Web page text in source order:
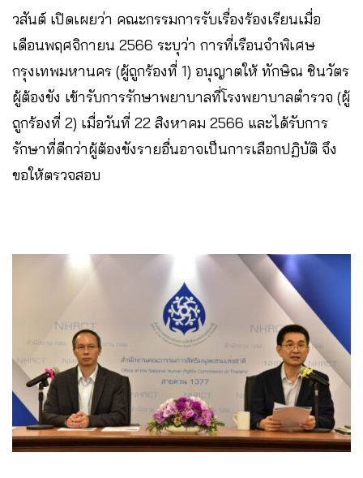
วสันต์ เปิดเผยว่า คณะกรรมการรับเรื่องร้องเรียนเมื่อ
เดือนพฤศจิกายน 2566 ระบุว่า การที่เรือนจำพิเศษ
กรุงเทพมหานคร (ผู้ถูกร้องที่ 1) อนุญาตให้ ทักษิณ ชินวัตร
ผู้ต้องขัง เข้ารับการรักษาพยาบาลที่โรงพยาบาลตำรวจ (ผู้
ถูกร้องที่ 2) เมื่อวันที่ 22 สิงหาคม 2566 และได้รับการ
รักษาที่ดีกว่าผู้ต้องขังรายอื่นอาจเป็นการเลือกปฏิบัติ จึง
ขอให้ตรวจสอบ